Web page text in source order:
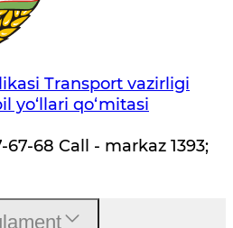
Transport vazirligi
yo‘llari qo‘mitasi
67-68 Call - markaz 1393;